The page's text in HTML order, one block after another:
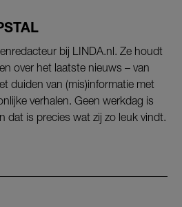
bij LINDA.nl. Ze houdt
over het laatste nieuws – van
duiden van (mis)informatie met
verhalen. Geen werkdag is
dat is precies wat zij zo leuk vindt.